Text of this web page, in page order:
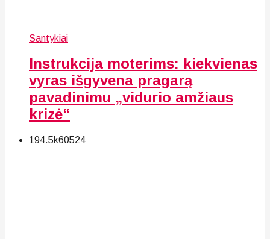
Santykiai
Instrukcija moterims: kiekvienas
vyras išgyvena pragarą
pavadinimu „vidurio amžiaus
krizė“
194.5k60524